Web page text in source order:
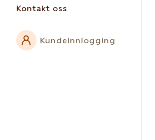
Kontakt oss
Kundeinnlogging